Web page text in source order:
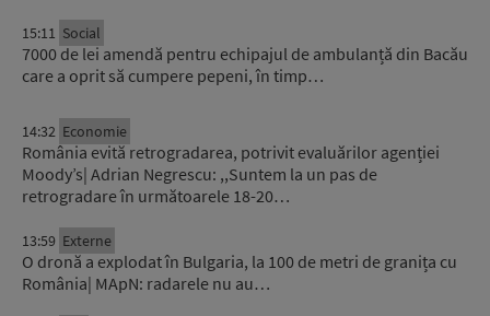
15:11 Social
7000 de lei amendă pentru echipajul de ambulanță din Bacău
care a oprit să cumpere pepeni, în timp…
14:32 Economie
România evită retrogradarea, potrivit evaluărilor agenției
Moody’s| Adrian Negrescu: ,,Suntem la un pas de
retrogradare în următoarele 18-20…
13:59 Externe
O dronă a explodat în Bulgaria, la 100 de metri de granița cu
România| MApN: radarele nu au…